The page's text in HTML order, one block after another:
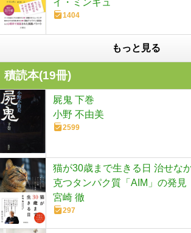
1404
もっと見る
積読本(19冊)
屍鬼 下巻
小野 不由美
2599
猫が30歳まで生きる日 治せな
克つタンパク質「AIM」の発見
宮崎 徹
297